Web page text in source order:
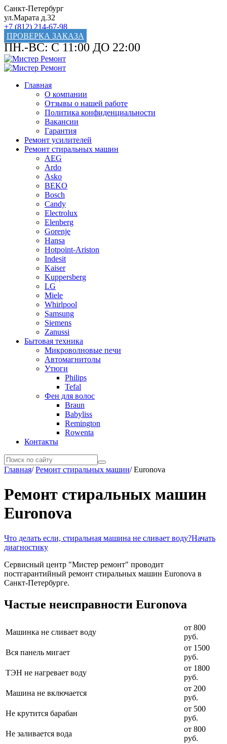
Санкт-Петербург
ул.Марата д.32
+7 (812) 214-67-98
ПРОВЕРКА ЗАКАЗА
ПН.-ВС: С 11:00 ДО 22:00
Главная
О компании
Отзывы о нашей работе
Политика конфиденциальности
Вакансии
Гарантия
Ремонт усилителей
Ремонт стиральных машин
AEG
Ardo
Asko
BEKO
Bosch
Candy
Electrolux
Elenberg
Gorenje
Hansa
Hotpoint-Ariston
Indesit
Kaiser
Kuppersberg
LG
Miele
Whirlpool
Samsung
Siemens
Zanussi
Бытовая техника
Микроволновые печи
Автомагнитолы
Утюги
Philips
Tefal
Фен для волос
Braun
Babyliss
Remington
Rowenta
Контакты
Главная/Ремонт стиральных машин/Euronova
Ремонт стиральных машин
Euronova
Что делать если, стиральная машина не сливает воду?Начать
диагностику
Сервисный центр "Мистер ремонт" проводит
постгарантийный ремонт стиральных машин Euronova в
Санкт-Петербурге.
Частые неисправности Euronova
Машинка не сливает воду
от 800
руб.
Вся панель мигает
от 1500
руб.
ТЭН не нагревает воду
от 1800
руб.
Машина не включается
от 200
руб.
Не крутится барабан
от 500
руб.
Не заливается вода
от 800
руб.